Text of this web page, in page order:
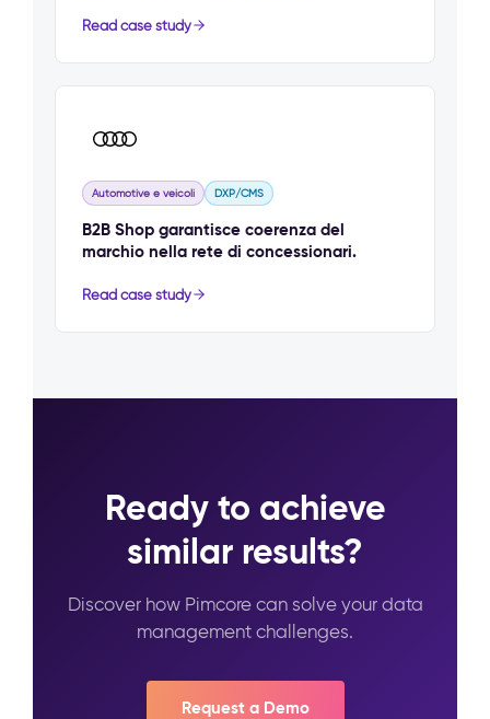
Read case study
Automotive e veicoli DXP/CMS
B2B Shop garantisce coerenza del
marchio nella rete di concessionari.
Read case study
Ready to achieve
similar results?
Discover how Pimcore can solve your data
management challenges.
Request a Demo